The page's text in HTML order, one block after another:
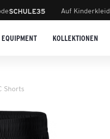
SCHULE35 Auf
EQUIPMENT KOLLEKTIONEN
Shorts